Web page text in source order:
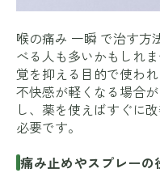
喉の痛み 一瞬 で治す方
べる人も多いかもしれ
覚を抑える目的で使わ
不快感が軽くなる場合
し、薬を使えばすぐに
必要です。
痛み止めやスプレーの